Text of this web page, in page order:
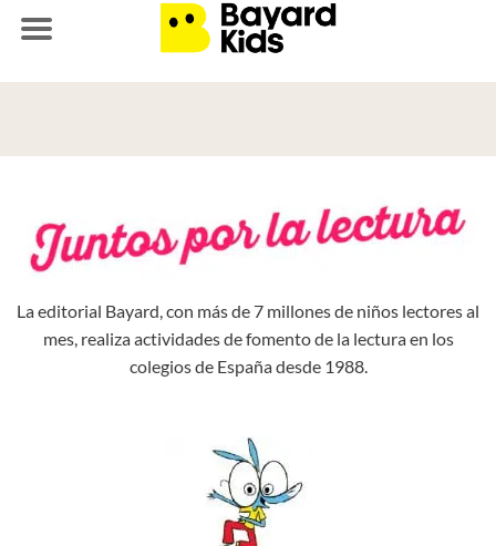
La editorial Bayard, con más de 7 millones de niños lectores al
mes, realiza actividades de fomento de la lectura en los
colegios de España desde 1988.